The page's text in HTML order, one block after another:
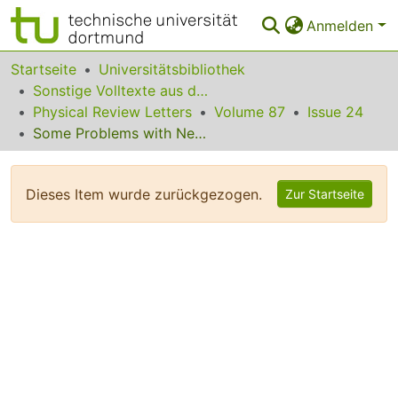
Anmelden
Bereiche & Sammlungen
Das gesamte Repositorium
Statistiken
Startseite
Universitätsbibliothek
Sonstige Volltexte aus dem Bibliotheksangebot
Physical Review Letters
Volume 87
Issue 24
Some Problems with Negative Refraction
Dieses Item wurde zurückgezogen. Zur Startseite